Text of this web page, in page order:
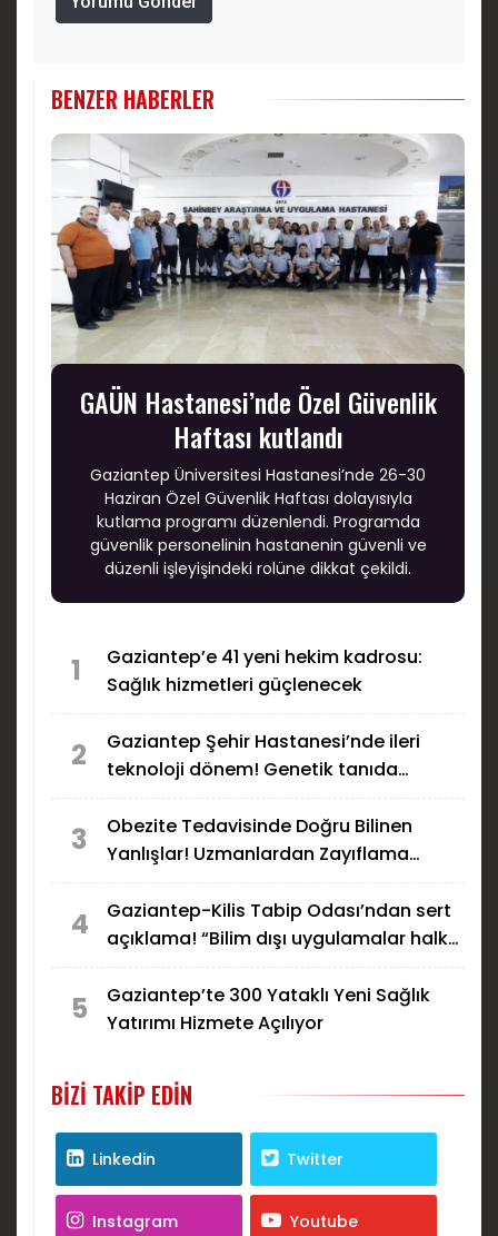
BENZER HABERLER
GAÜN Hastanesi’nde Özel Güvenlik
Haftası kutlandı
Gaziantep Üniversitesi Hastanesi’nde 26-30
Haziran Özel Güvenlik Haftası dolayısıyla
kutlama programı düzenlendi. Programda
güvenlik personelinin hastanenin güvenli ve
düzenli işleyişindeki rolüne dikkat çekildi.
1
Gaziantep’e 41 yeni hekim kadrosu:
Sağlık hizmetleri güçlenecek
2
Gaziantep Şehir Hastanesi’nde ileri
teknoloji dönem! Genetik tanıda
3
Obezite Tedavisinde Doğru Bilinen
Yanlışlar! Uzmanlardan Zayıflama
4
Gaziantep-Kilis Tabip Odası’ndan sert
açıklama! “Bilim dışı uygulamalar halk
5
Gaziantep’te 300 Yataklı Yeni Sağlık
Yatırımı Hizmete Açılıyor
BIZI TAKIP EDIN
Linkedin Twitter
Instagram Youtube